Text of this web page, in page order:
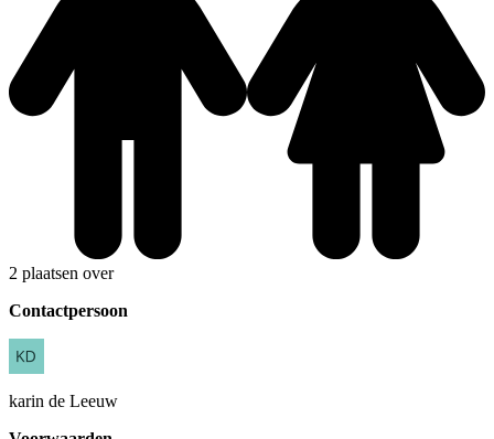
2 plaatsen over
Contactpersoon
karin de Leeuw